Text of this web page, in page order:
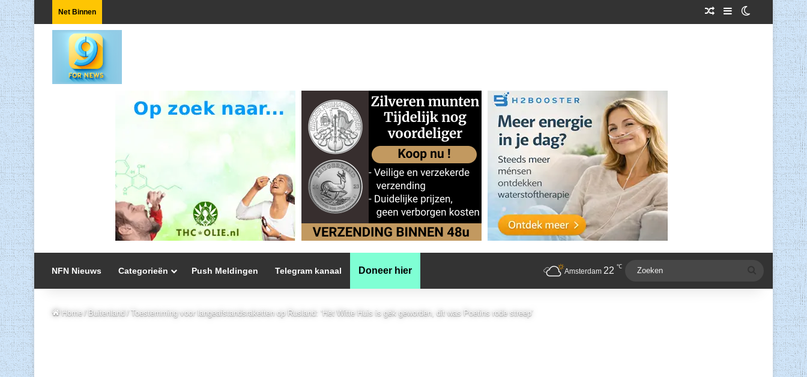
Net Binnen Willekeurig Artikel
SidebarSwitch skin
NFN Nieuws Categorieën Push Meldingen Telegram kanaal Doneer hier Amsterdam 22 ℃ Zoeken
Home / Buitenland / Toestemming voor langeafstandsraketten op Rusland: ‘Het Witte Huis is gek geworden, dit was Poetins rode streep’